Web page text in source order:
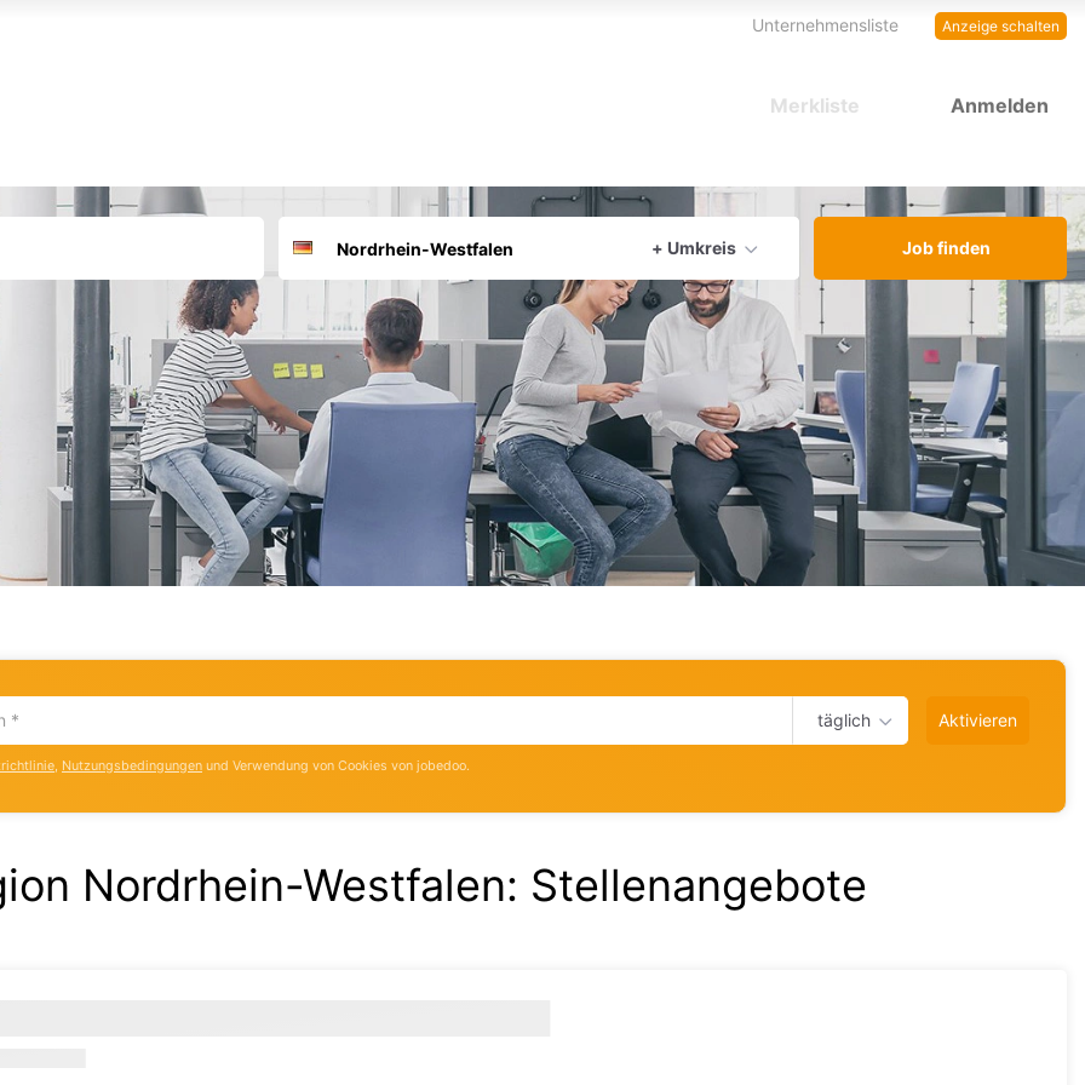
Anzeige schalten
Unternehmensliste
Anmelden
Merkliste
Deutschland
+ Umkreis
aktuellen Ort verwenden
Job finden
täglich Aktivieren
, Nutzungsbedingungen und Verwendung von Cookies von jobedoo.
Nordrhein-Westfalen: Stellenangebote